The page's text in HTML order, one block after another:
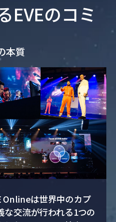
EVEのコミ
本質
Onlineは世界中のカプ
な交流が行われる1つの